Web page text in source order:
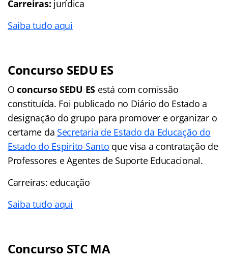
Carreiras: jurídica
Saiba tudo aqui
Concurso SEDU ES
Oconcurso SEDU ES está com comissão
constituída. Foi publicado no Diário do Estado a
designação do grupo para promover e organizar o
certame da Secretaria de Estado da Educação do
Estado do Espírito Santo que visa a contratação de
Professores e Agentes de Suporte Educacional.
Carreiras: educação
Saiba tudo aqui
Concurso STC MA